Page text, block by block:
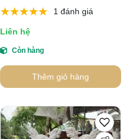
1 đánh giá
Liên hệ
Còn hàng
Thêm giỏ hàng